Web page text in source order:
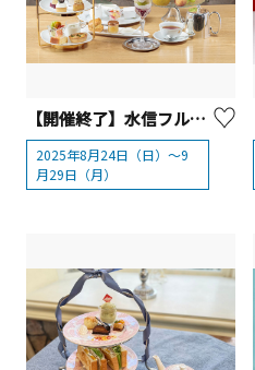
【開催終了】水信フルーツパーラー 『旬果アフタヌーンティー ～プティパルフェ付き～』【横浜市】
2025年8月24日（日）～9
月29日（月）